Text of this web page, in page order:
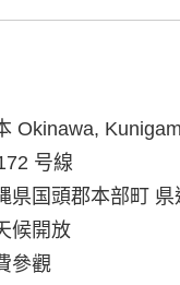
Okinawa,
号線
県国頭郡本部町
候開放
參觀